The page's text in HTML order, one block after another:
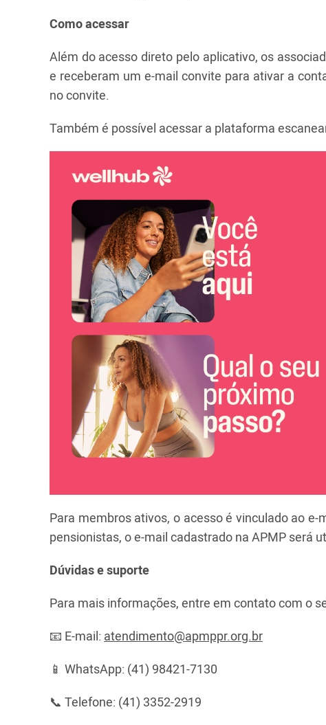
Como acessar
Além do acesso direto pelo aplicativo, os
e receberam um e-mail convite para ativar a
no convite.
Também é possível acessar a plataforma
Para membros ativos, o acesso é vinculado ao
pensionistas, o e-mail cadastrado na APMP será
Dúvidas e suporte
Para mais informações, entre em contato com o
📧 E-mail: atendimento@apmppr.org.br
📱 WhatsApp: (41) 98421-7130
📞 Telefone: (41) 3352-2919